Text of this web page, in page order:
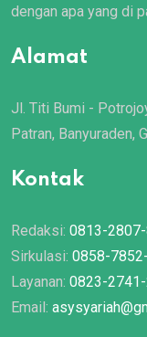
dengan apa yang di
Alamat
Jl. Titi Bumi -
Patran, Banyuraden,
Kontak
Redaksi: 0813-
Sirkulasi: 0858-
Layanan: 0823-
Email: